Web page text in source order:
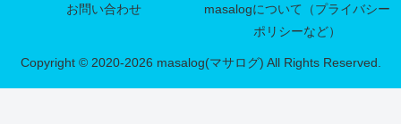
お問い合わせ
masalogについて（プライバシー
ポリシーなど）
Copyright © 2020-2026 masalog(マサログ) All Rights Reserved.